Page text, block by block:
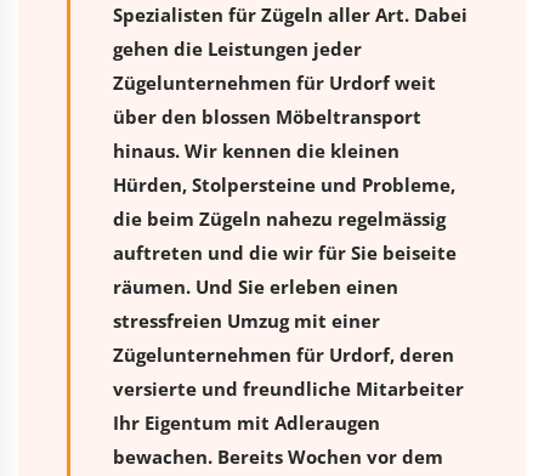
Spezialisten für Zügeln aller Art. Dabei
gehen die Leistungen jeder
Zügelunternehmen für Urdorf weit
über den blossen Möbeltransport
hinaus. Wir kennen die kleinen
Hürden, Stolpersteine und Probleme,
die beim Zügeln nahezu regelmässig
auftreten und die wir für Sie beiseite
räumen. Und Sie erleben einen
stressfreien Umzugmit einer
Zügelunternehmen für Urdorf, deren
versierte und freundliche Mitarbeiter
Ihr Eigentum mit Adleraugen
bewachen. Bereits Wochen vor dem